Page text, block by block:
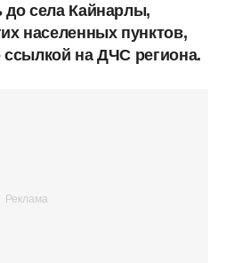
до села Кайнарлы,
населенных пунктов,
ссылкой на ДЧС региона.